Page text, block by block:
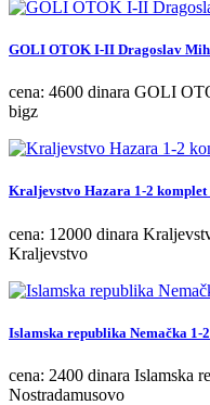
GOLI OTOK I-II Dragoslav
cena: 4600 dinara GOLI
bigz
Kraljevstvo Hazara 1-2 komplet
cena: 12000 dinara
Kraljevstvo
Islamska republika Nemačka 1-
cena: 2400 dinara Islamska
Nostradamusovo